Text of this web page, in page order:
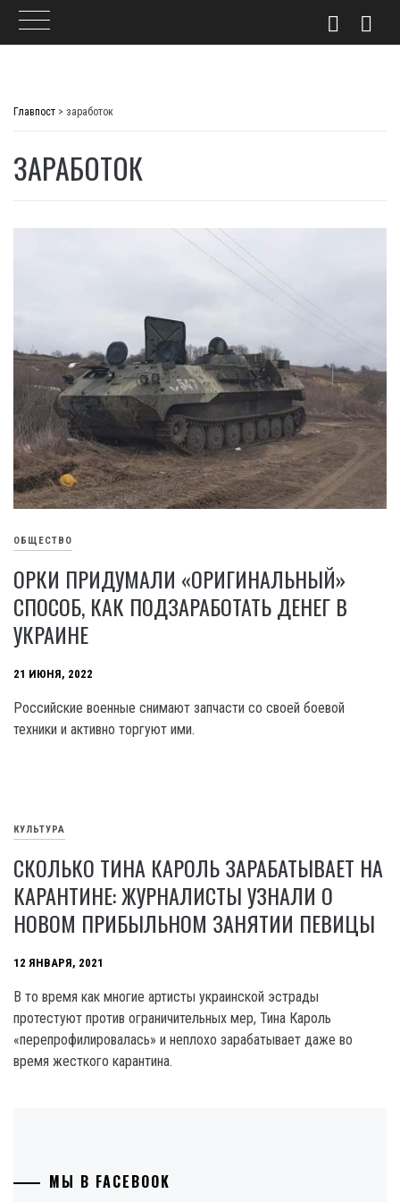
Главпост > заработок
ЗАРАБОТОК
ОБЩЕСТВО
ОРКИ ПРИДУМАЛИ «ОРИГИНАЛЬНЫЙ»
СПОСОБ, КАК ПОДЗАРАБОТАТЬ ДЕНЕГ В
УКРАИНЕ
21 ИЮНЯ, 2022
Российские военные снимают запчасти со своей боевой
техники и активно торгуют ими.
КУЛЬТУРА
СКОЛЬКО ТИНА КАРОЛЬ ЗАРАБАТЫВАЕТ НА
КАРАНТИНЕ: ЖУРНАЛИСТЫ УЗНАЛИ О
НОВОМ ПРИБЫЛЬНОМ ЗАНЯТИИ ПЕВИЦЫ
12 ЯНВАРЯ, 2021
В то время как многие артисты украинской эстрады
протестуют против ограничительных мер, Тина Кароль
«перепрофилировалась» и неплохо зарабатывает даже во
время жесткого карантина.
МЫ В FACEBOOK